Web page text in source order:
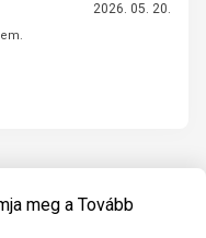
2026. 05. 20.
meg a Tovább